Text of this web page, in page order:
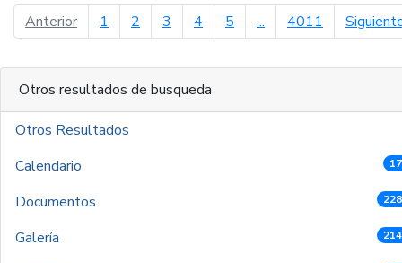
Anteriorpágina anterior
1 2 3 4 5 ... 4011
Otros resultados de busqueda
Otros Resultados
Calendario
Documentos
Galería